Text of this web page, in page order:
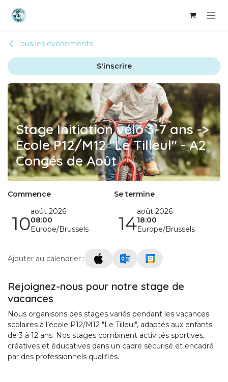
Tous les événements
S'inscrire
Stage Initiation vélo 3-7 ans ->
Ecole P12/M12 "Le Tilleul" - A2
Congés de Août
Commence
10
août 2026
08:00
Europe/Brussels
Se termine
14
août 2026
18:00
Europe/Brussels
Ajouter au calendrier :
Rejoignez-nous pour notre stage de
vacances
Nous organisons des stages variés pendant les vacances
scolaires à l’école P12/M12 "Le Tilleul", adaptés aux enfants
de 3 à 12 ans. Nos stages combinent activités sportives,
créatives et éducatives dans un cadre sécurisé et encadré
par des professionnels qualifiés.